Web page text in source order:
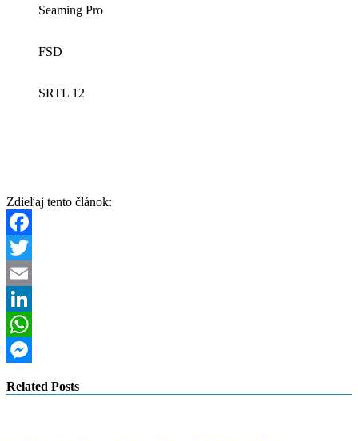
Seaming Pro
FSD
SRTL 12
Zdieľaj tento článok:
Facebook
Twitter
Email
LinkedIn
WhatsApp
Related Posts